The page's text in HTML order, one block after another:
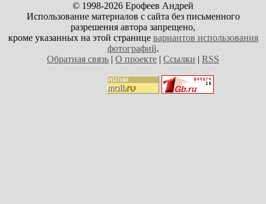
© 1998-2026 Ерофеев Андрей
Использование материалов с сайта без письменного
разрешения автора запрещено,
кроме указанных на этой странице вариантов использования
фотографий.
Обратная связь | О проекте | Ссылки | RSS